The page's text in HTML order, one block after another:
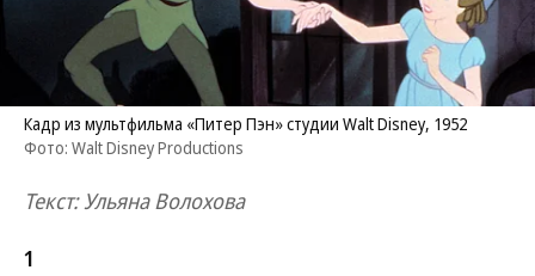
Кадр из мультфильма «Питер Пэн» студии Walt Disney, 1952
Фото: Walt Disney Productions
Текст: Ульяна Волохова
1